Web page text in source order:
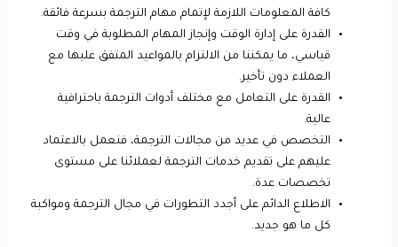
كافة المعلومات اللازمة لإتمام مهام الترجمة بسرعة فائقة.
القدرة على إدارة الوقت وإنجاز المهام المطلوبة في وقت
قياسي، ما يمكننا من الالتزام بالمواعيد المتفق عليها مع
العملاء دون تأخير.
القدرة على التعامل مع مختلف أدوات الترجمة باحترافية
عالية.
التخصص في عديد من مجالات الترجمة، فنعمل بالاعتماد
عليهم على تقديم خدمات الترجمة لعملائنا على مستوى
تخصصات عدة.
الاطلاع الدائم على أجدد التطورات في مجال الترجمة ومواكبة
كل ما هو جديد.